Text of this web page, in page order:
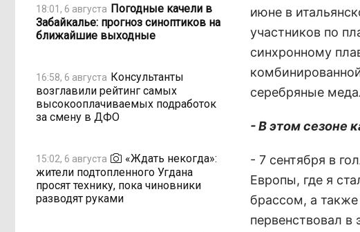
18:01, 6 августа Погодные качели в
Забайкалье: прогноз синоптиков на
ближайшие выходные
16:58, 6 августа Консультанты
возглавили рейтинг самых
высокооплачиваемых подработок
за смену в ДФО
15:02, 6 августа
«Ждать некогда»:
жители подтопленного Угдана
просят технику, пока чиновники
разводят руками
июне в
участников по
синхронному
серебряные
- В этом сезоне
- 7 сентября в
Европы, где я
брассом, а
первенствовал